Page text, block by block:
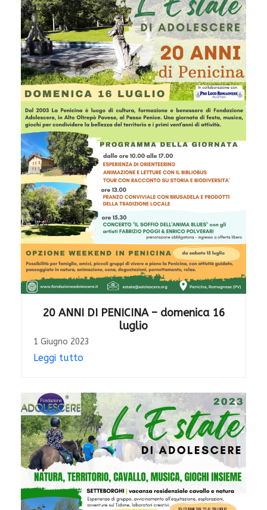
20 ANNI DI PENICINA – domenica 16
luglio
1 Giugno 2023
Leggi tutto